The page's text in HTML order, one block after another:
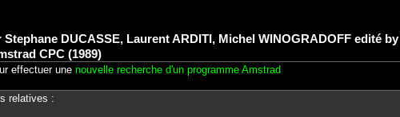
Stephane DUCASSE, Laurent ARDITI, Michel WINOGRADOFF edité
CPC (1989)
effectuer une nouvelle recherche d'un programme Amstrad
relatives :